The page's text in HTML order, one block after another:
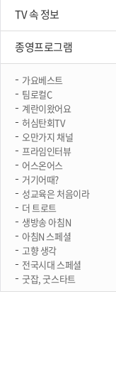
TV 속 정보
종영프로그램
가요베스트
팀로컬C
계란이왔어요
허심탄회TV
오만가지 채널
프라임인터뷰
어스온어스
거기어때?
성교육은 처음이라
더 트로트
생방송 아침N
아침N 스페셜
고향 생각
전국시대 스페셜
굿잡, 굿스타트